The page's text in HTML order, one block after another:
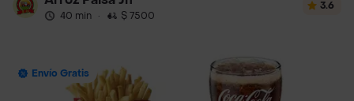
40 min · $ 7500
3.6
Envío Gratis